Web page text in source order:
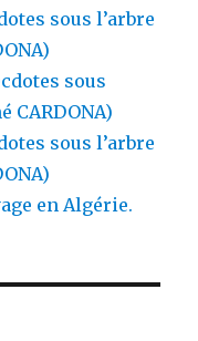
sous l’arbre
sous
CARDONA)
sous l’arbre
en Algérie.